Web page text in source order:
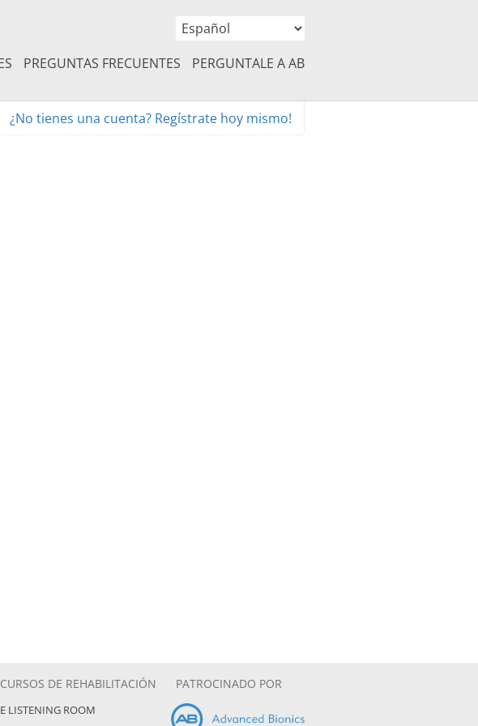
PREGUNTAS FRECUENTES PERGUNTALE A AB
¿No tienes una cuenta? Regístrate hoy mismo!
DE REHABILITACIÓN
LISTENING ROOM
PATROCINADO POR